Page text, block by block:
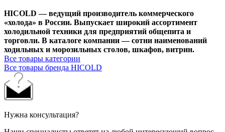
HICOLD — ведущий производитель коммерческого
«холода» в России. Выпускает широкий ассортимент
холодильной техники для предприятий общепита и
торговли. В каталоге компании — сотни наименований
ходильных и морозильных столов, шкафов, витрин.
Все товары категории
Все товары бренда HICOLD
Нужна консультация?